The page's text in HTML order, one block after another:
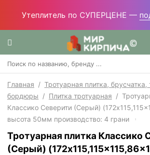
Утеплитель по СУПЕРЦЕНЕ —
Главная / Тротуарная плитка,
бордюры / Плитка тротуарная /
Классико Северити (Серый)
высота 50мм производство: 4 грани
Тротуарная плитка Классико
(Серый)